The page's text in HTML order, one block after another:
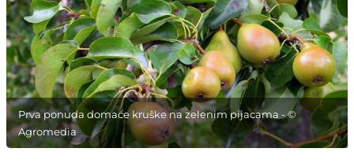
Prva ponuda domaće kruške na zelenim pijacama - ©
Agromedia